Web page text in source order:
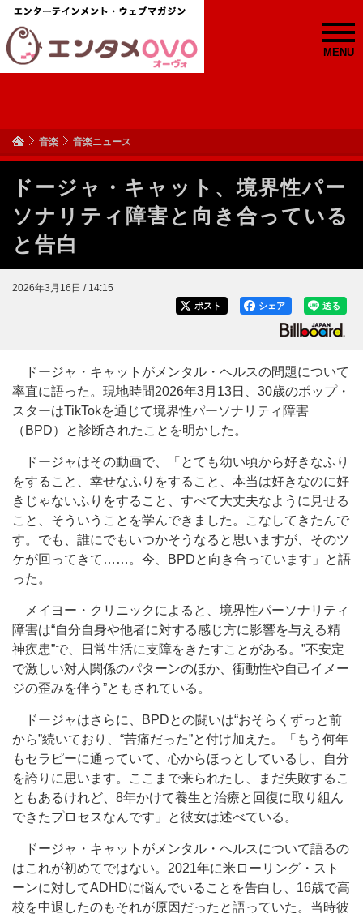
MENU
音楽 音楽ニュース
ドージャ・キャット、境界性パー
ソナリティ障害と向き合っている
と告白
2026年3月16日 / 14:15
送る
シェア
ポスト
ドージャ・キャットがメンタル・ヘルスの問題について
率直に語った。現地時間2026年3月13日、30歳のポップ・
スターはTikTokを通じて境界性パーソナリティ障害
（BPD）と診断されたことを明かした。
ドージャはその動画で、「とても幼い頃から好きなふり
をすること、幸せなふりをすること、本当は好きなのに好
きじゃないふりをすること、すべて大丈夫なように見せる
こと、そういうことを学んできました。こなしてきたんで
す。でも、誰にでもいつかそうなると思いますが、そのツ
ケが回ってきて……。今、BPDと向き合っています」と語
った。
メイヨー・クリニックによると、境界性パーソナリティ
障害は“自分自身や他者に対する感じ方に影響を与える精
神疾患”で、日常生活に支障をきたすことがある。”不安定
で激しい対人関係のパターンのほか、衝動性や自己イメー
ジの歪みを伴う”ともされている。
ドージャはさらに、BPDとの闘いは“おそらくずっと前
から”続いており、“苦痛だった”と付け加えた。「もう何年
もセラピーに通っていて、心からほっとしているし、自分
を誇りに思います。ここまで来られたし、まだ失敗するこ
ともあるけれど、8年かけて養生と治療と回復に取り組ん
できたプロセスなんです」と彼女は述べている。
ドージャ・キャットがメンタル・ヘルスについて語るの
はこれが初めてではない。2021年に米ローリング・スト
ーンに対してADHDに悩んでいることを告白し、16歳で高
校を中退したのもそれが原因だったと語っていた。当時彼